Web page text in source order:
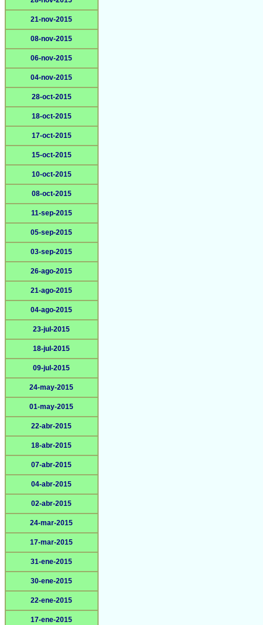
21-nov-2015
08-nov-2015
06-nov-2015
04-nov-2015
28-oct-2015
18-oct-2015
17-oct-2015
15-oct-2015
10-oct-2015
08-oct-2015
11-sep-2015
05-sep-2015
03-sep-2015
26-ago-2015
21-ago-2015
04-ago-2015
23-jul-2015
18-jul-2015
09-jul-2015
24-may-2015
01-may-2015
22-abr-2015
18-abr-2015
07-abr-2015
04-abr-2015
02-abr-2015
24-mar-2015
17-mar-2015
31-ene-2015
30-ene-2015
22-ene-2015
17-ene-2015